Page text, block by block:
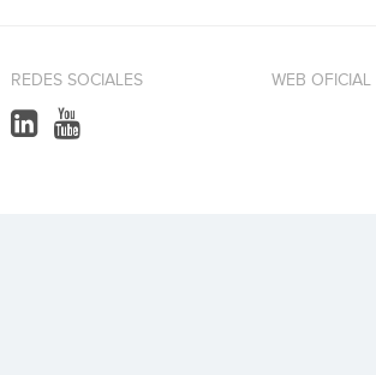
REDES SOCIALES WEB OFICIAL